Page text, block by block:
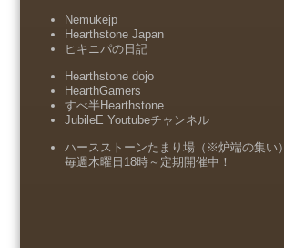
Nemukejp
Hearthstone Japan
ヒキニパの日記
Hearthstone dojo
HearthGamers
すべ半Hearthstone
JubileE Youtubeチャンネル
ハースストーンたまり場（※炉端の集い）
毎週木曜日18時～定期開催中！